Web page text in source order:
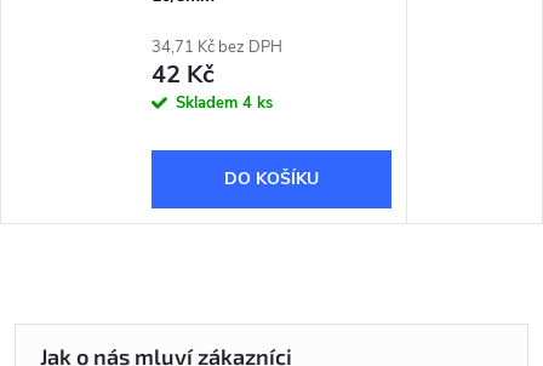
34,71 Kč bez DPH
42 Kč
Skladem 4 ks
DO KOŠÍKU